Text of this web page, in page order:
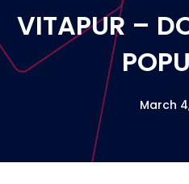
VITAPUR –
March